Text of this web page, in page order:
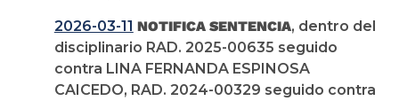
2026-03-11 NOTIFICA SENTENCIA, dentro del
disciplinario RAD. 2025-00635 seguido
contra LINA FERNANDA ESPINOSA
CAICEDO, RAD. 2024-00329 seguido contra